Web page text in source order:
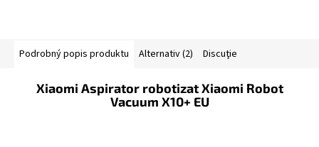
Podrobný popis produktu Alternativ (2) Discuţie
Xiaomi Aspirator robotizat Xiaomi Robot
Vacuum X10+ EU